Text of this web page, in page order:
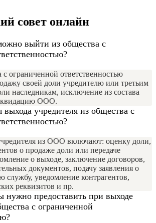
совет онлайн
выйти из общества с
ограниченной ответственностью
своей доли учредителю или третьим
наследникам, исключение из состава
ООО.
учредителя из общества с
из ООО включают: оценку доли,
о продаже доли или передаче
о выходе, заключение договоров,
документов, подачу заявления о
службу, уведомление контрагентов,
реквизитов и пр.
нужно предоставить при выходе
с ограниченной